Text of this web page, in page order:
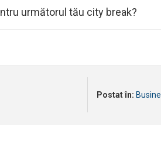
următorul tău city break?
Postat în: